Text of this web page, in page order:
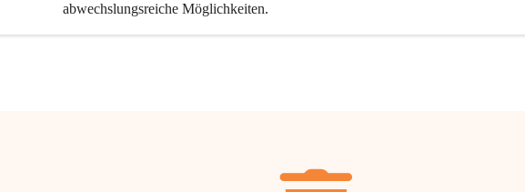
abwechslungsreiche Möglichkeiten.